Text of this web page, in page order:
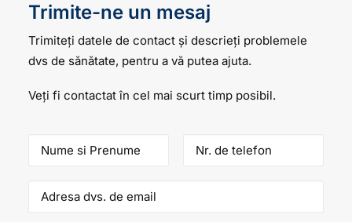
Trimite-ne un mesaj
Trimiteți datele de contact și descrieți problemele
dvs de sănătate, pentru a vă putea ajuta.
Veți fi contactat în cel mai scurt timp posibil.